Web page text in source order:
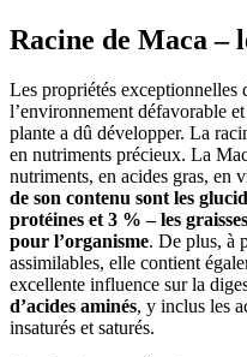
Racine de Maca –
Les propriétés exceptionnelles
l’environnement défavorable
plante a dû développer. La
en nutriments précieux. La
nutriments, en acides gras, en
de son contenu sont les
protéines et 3 % – les
pour l’organisme. De plus, à
assimilables, elle contient
excellente influence sur la
d’acides aminés, y inclus les
insaturés et saturés.